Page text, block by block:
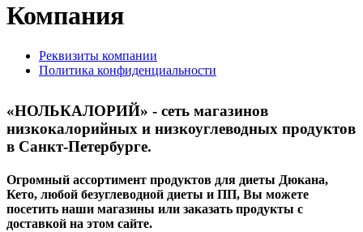
Компания
Реквизиты компании
Политика конфиденциальности
«НОЛЬКАЛОРИЙ» - сеть магазинов
низкокалорийных и низкоуглеводных продуктов
в Санкт-Петербурге.
Огромный ассортимент продуктов для диеты Дюкана,
Кето, любой безуглеводной диеты и ПП, Вы можете
посетить наши магазины или заказать продукты с
доставкой на этом сайте.